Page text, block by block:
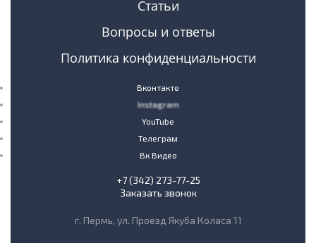
Статьи
Вопросы и ответы
Политика конфиденциальности
Вконтакте
Instagram
YouTube
Телеграм
Вк Видео
+7 (342) 273-77-25
Заказать звонок
г. Пермь, ул. Проезд Якуба Коласа 11